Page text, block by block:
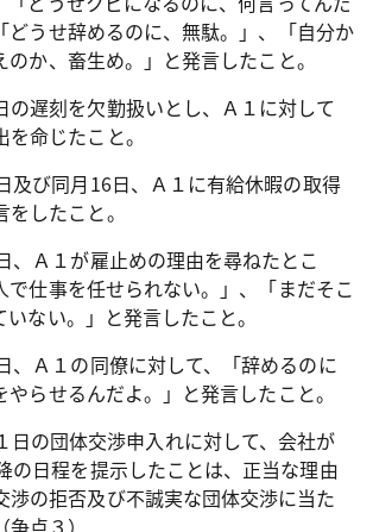
どうせ辞めるのに、無駄。」、「自分か
のか、畜生め。」と発言したこと。
遅刻を欠勤扱いとし、Ａ１に対して
命じたこと。
及び同月 16日、Ａ１に有給休暇の取得
したこと。
、Ａ１が雇止めの理由を尋ねたとこ
で仕事を任せられない。」、「まだそこ
いない。」と発言したこと。
、Ａ１の同僚に対して、「辞めるのに
やらせるんだよ。」と発言したこと。
の団体交渉申入れに対して、会社が
の日程を提示したことは、正当な理由
渉の拒否及び不誠実な団体交渉に当た
点３）